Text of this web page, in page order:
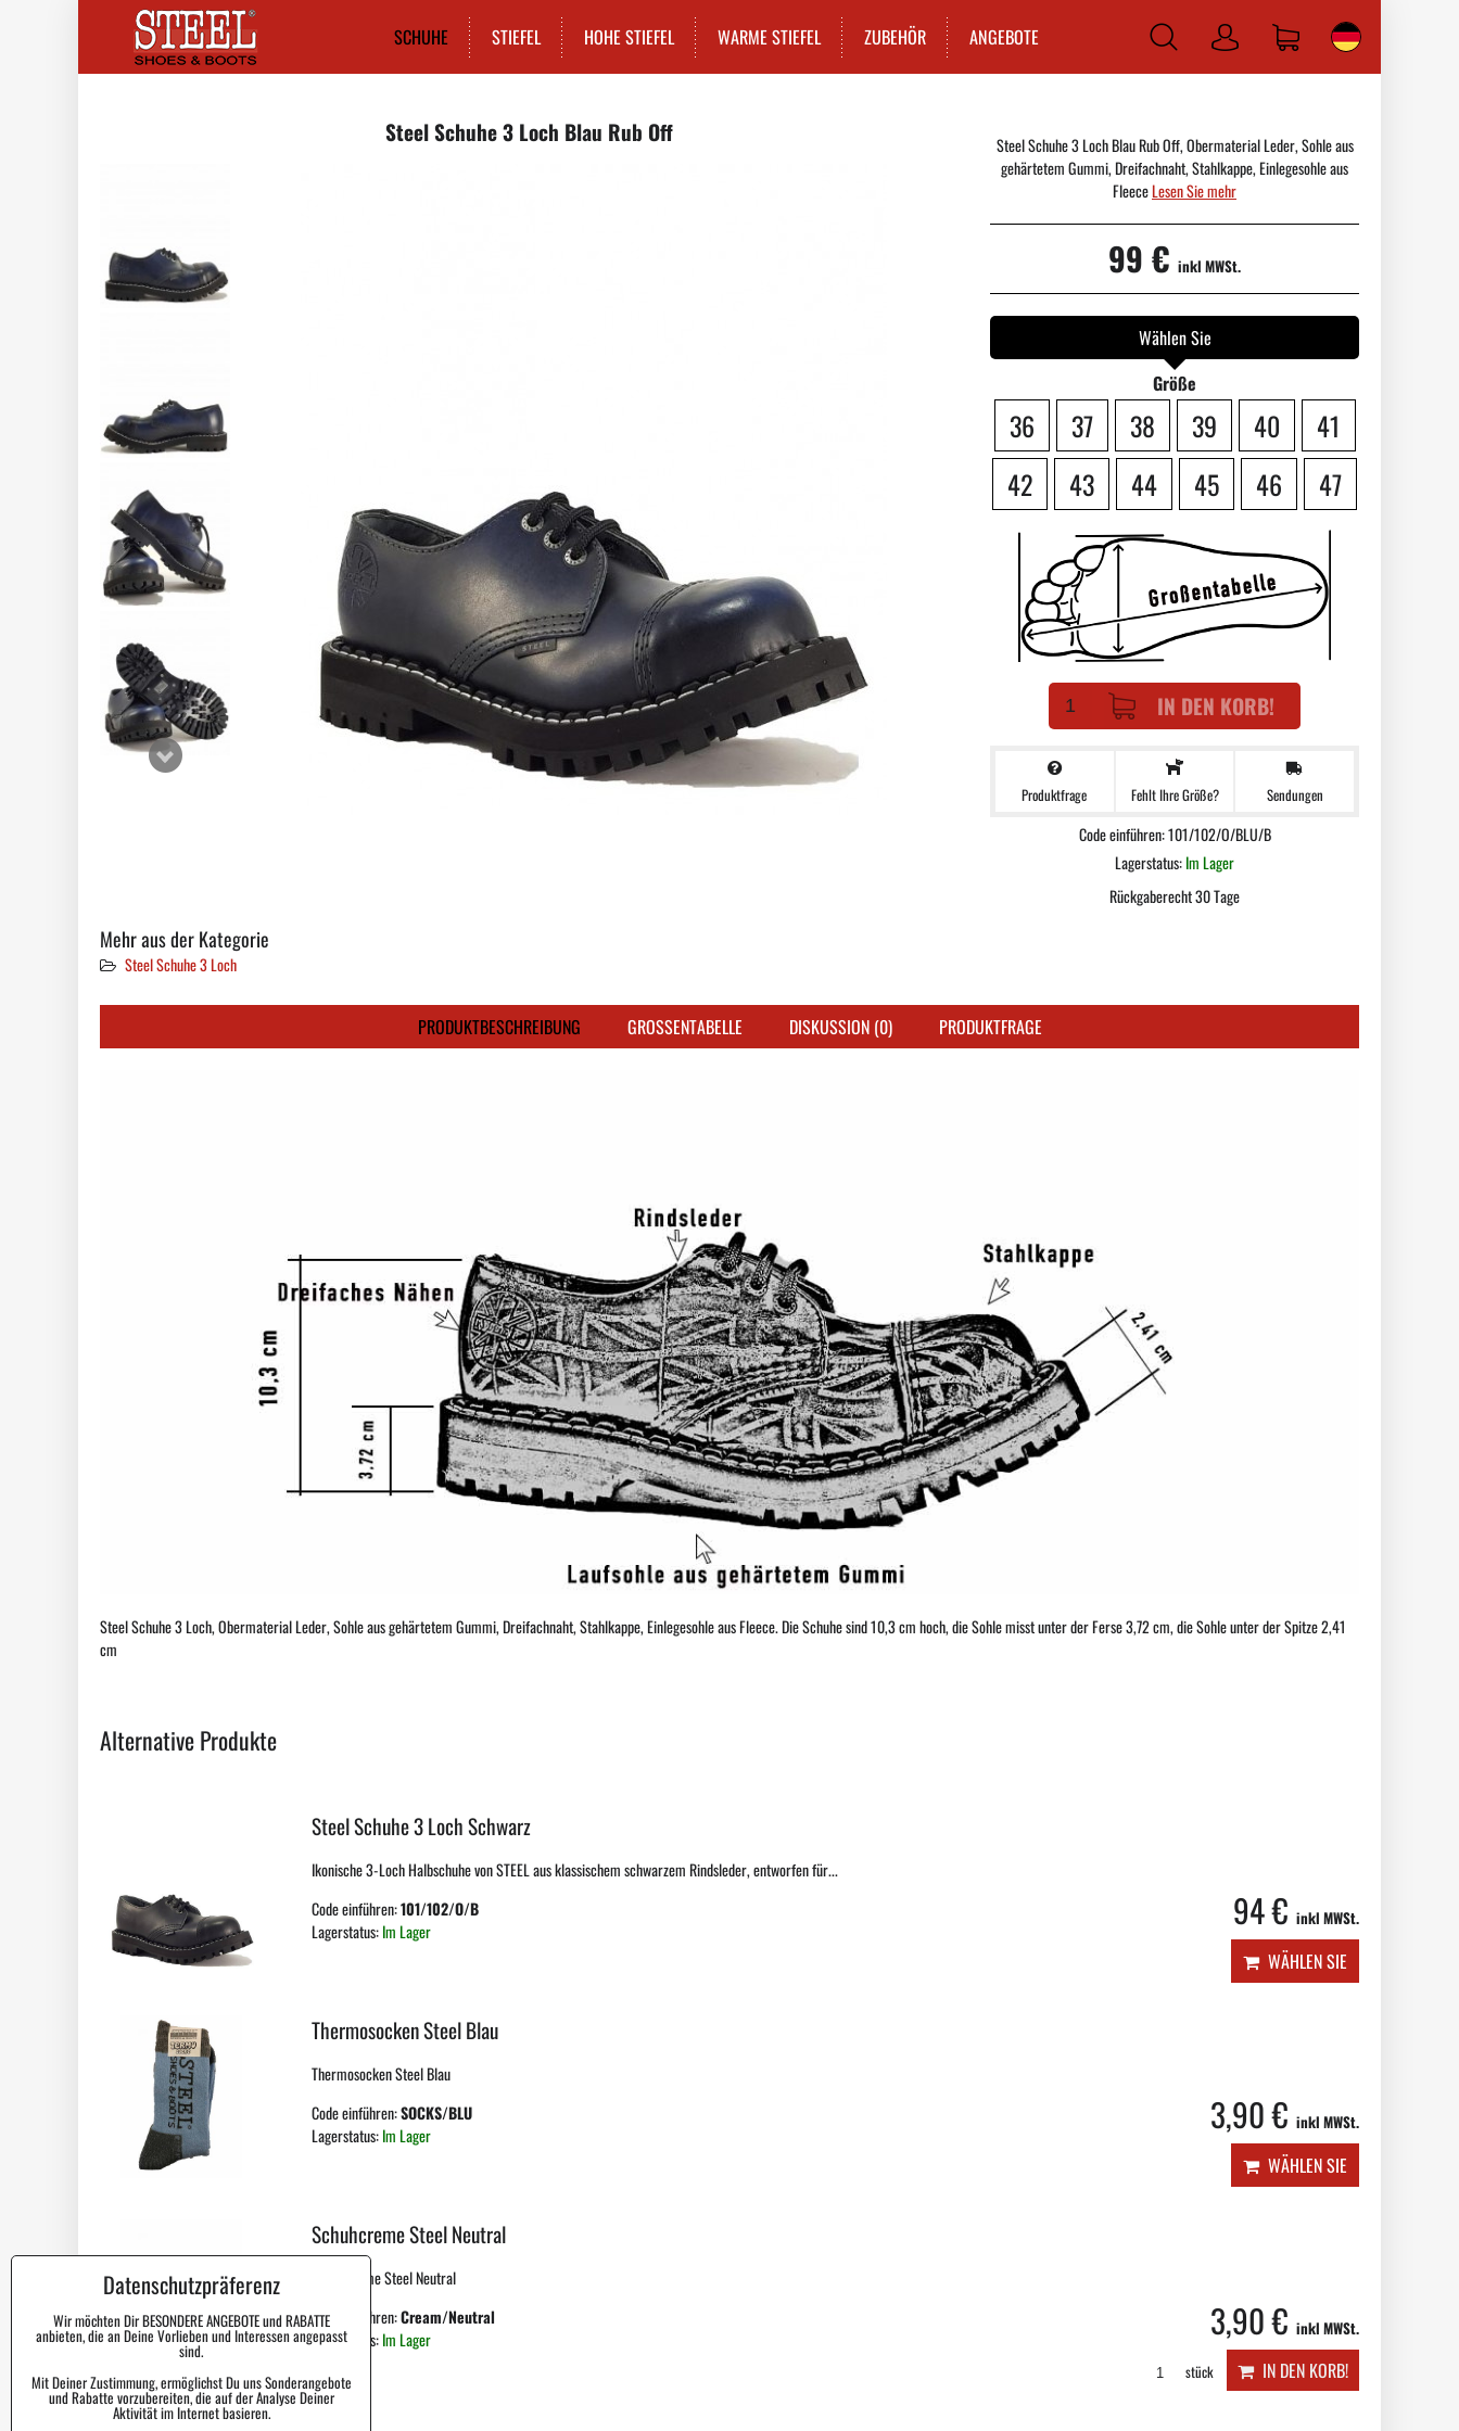
SCHUHE STIEFEL HOHE STIEFEL WARME STIEFEL ZUBEHÖR ANGEBOTE Anmelden
Steel Schuhe 3 Loch Blau Rub Off
Steel Schuhe 3 Loch Blau Rub Off, Obermaterial Leder, Sohle aus
gehärtetem Gummi, Dreifachnaht, Stahlkappe, Einlegesohle aus
FleeceLesen Sie mehr
99 € inkl MWSt.
Wählen Sie
Größe
36 37 38 39 40
41
42
43 44 45 46 47
IN DEN KORB!
Produktfrage Fehlt Ihre Größe? Sendungen
Code einführen: 101/102/O/BLU/B
Lagerstatus:Im Lager
Rückgaberecht 30 Tage
Mehr aus der Kategorie
Steel Schuhe 3 Loch
PRODUKTBESCHREIBUNG GROSSENTABELLE DISKUSSION (0) PRODUKTFRAGE
Steel Schuhe 3 Loch, Obermaterial Leder, Sohle aus gehärtetem Gummi, Dreifachnaht, Stahlkappe, Einlegesohle aus Fleece. Die Schuhe sind 10,3 cm hoch, die Sohle misst unter der Ferse 3,72 cm, die Sohle unter der Spitze 2,41
cm
Alternative Produkte
Steel Schuhe 3 Loch Schwarz
Ikonische 3-Loch Halbschuhe von STEEL aus klassischem schwarzem Rindsleder, entworfen für...
Code einführen:101/102/O/B
Lagerstatus:Im Lager 94 € inkl MWSt.
WÄHLEN SIE
Thermosocken Steel Blau
Thermosocken Steel Blau
Code einführen:SOCKS/BLU
Lagerstatus:Im Lager 3,90 € inkl MWSt.
WÄHLEN SIE
Schuhcreme Steel Neutral
Schuhcreme Steel Neutral
Code einführen:Cream/Neutral
Lagerstatus:Im Lager 3,90 € inkl MWSt.
stück IN DEN KORB!
Datenschutzpräferenz
Wir möchten Dir BESONDERE ANGEBOTE und RABATTE
anbieten, die an Deine Vorlieben und Interessen angepasst
sind.
Mit Deiner Zustimmung, ermöglichst Du uns Sonderangebote
und Rabatte vorzubereiten, die auf der Analyse Deiner
Aktivität im Internet basieren.